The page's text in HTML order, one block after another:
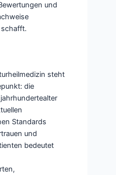
und
steht
die
Standards
und
bedeutet